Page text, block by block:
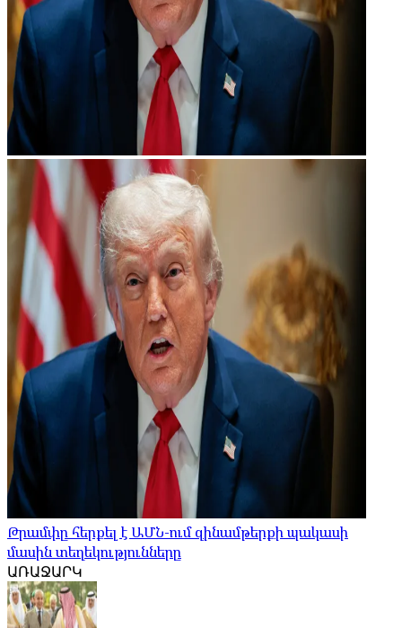
Թրամփը հերքել է ԱՄՆ-ում զինամթերքի պակասի
մասին տեղեկությունները
ԱՌԱՋԱՐԿ